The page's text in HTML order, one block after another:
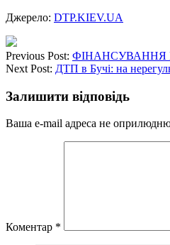
Джерело: DTP.KIEV.UA
Previous Post: ФІНАНСУВАННЯ
Next Post: ДТП в Бучі: на
Залишити відповідь
Ваша e-mail адреса не
Коментар *